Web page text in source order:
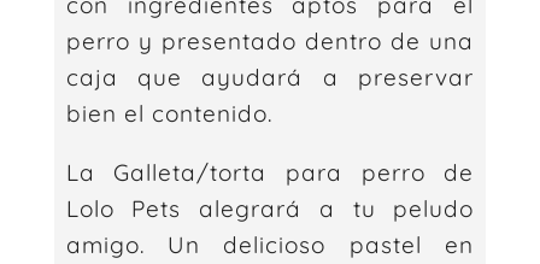
perro y presentado dentro de una
caja que ayudará a preservar
bien el contenido.
La Galleta/torta para perro de
Lolo Pets alegrará a tu peludo
amigo. Un delicioso pastel en